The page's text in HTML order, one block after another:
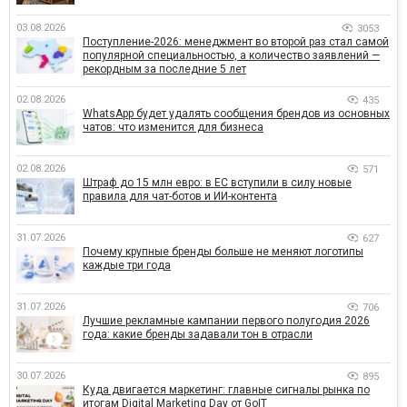
03.08.2026 3053
Поступление-2026: менеджмент во второй раз стал самой
популярной специальностью, а количество заявлений —
рекордным за последние 5 лет
02.08.2026 435
WhatsApp будет удалять сообщения брендов из основных
чатов: что изменится для бизнеса
02.08.2026 571
Штраф до 15 млн евро: в ЕС вступили в силу новые
правила для чат-ботов и ИИ-контента
31.07.2026 627
Почему крупные бренды больше не меняют логотипы
каждые три года
31.07.2026 706
Лучшие рекламные кампании первого полугодия 2026
года: какие бренды задавали тон в отрасли
30.07.2026 895
Куда двигается маркетинг: главные сигналы рынка по
итогам Digital Marketing Day от GoIT